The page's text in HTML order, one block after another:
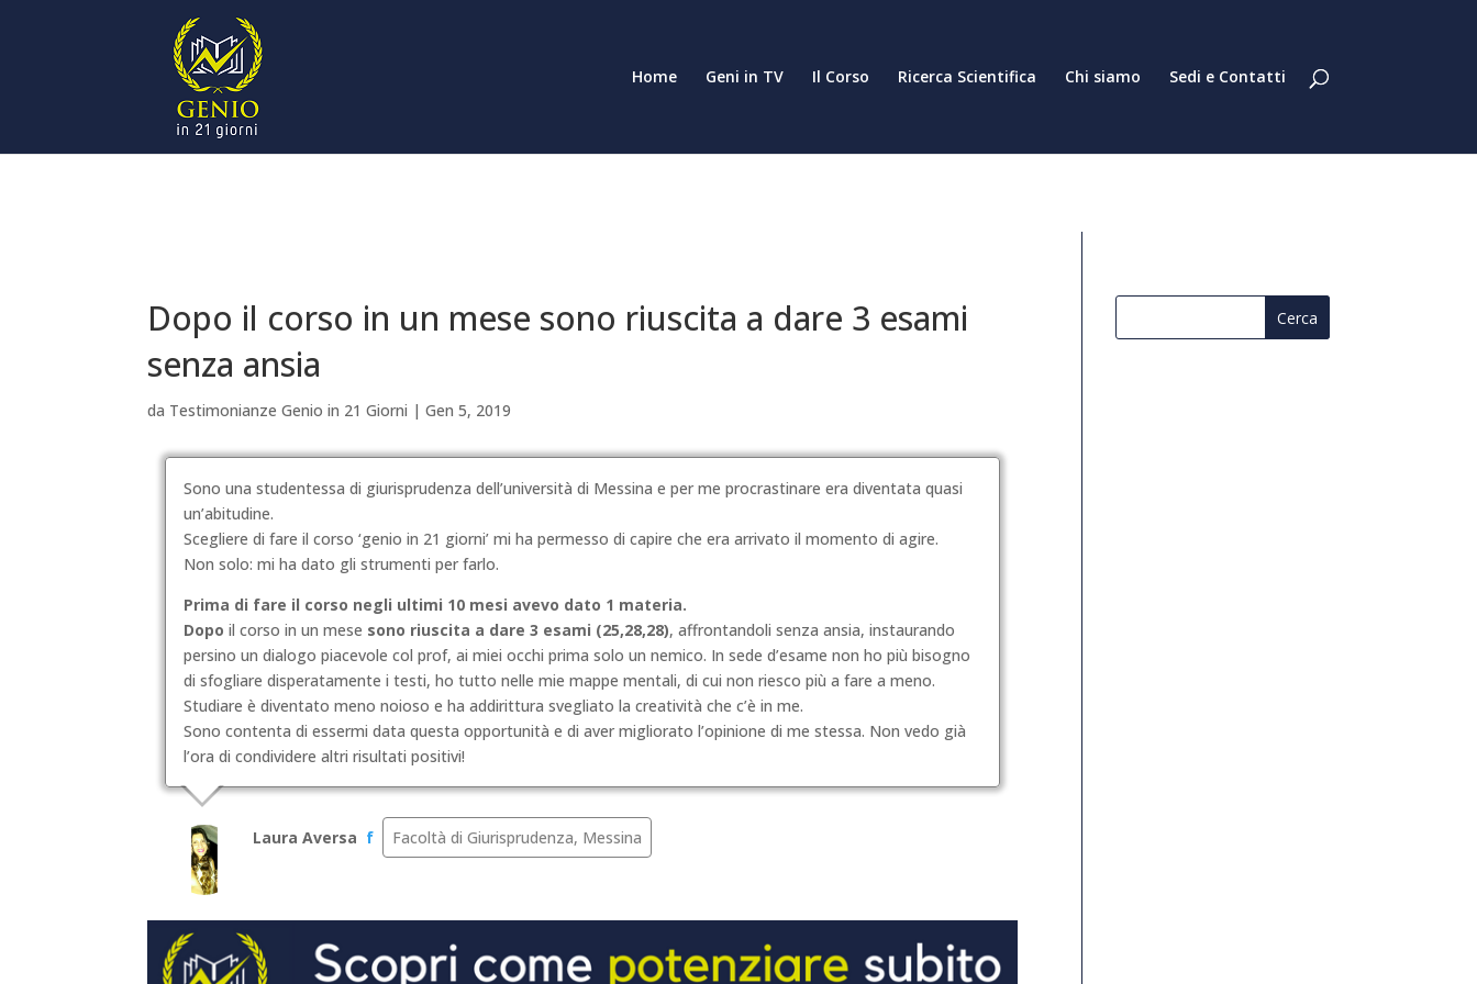
Home Geni in TV Il Corso Ricerca Scientifica Chi siamo Sedi e Contatti
Dopo il corso in un mese sono riuscita a dare 3 esami
senza ansia
da Testimonianze Genio in 21 Giorni |Gen 5, 2019
Sono una studentessa di giurisprudenza dell’università di Messina e per me procrastinare era diventata quasi
un’abitudine.
Scegliere di fare il corso ‘genio in 21 giorni’ mi ha permesso di capire che era arrivato il momento di agire.
Non solo: mi ha dato gli strumenti per farlo.
Prima di fare il corso negli ultimi 10 mesi avevo dato 1 materia.
Dopo il corso in un mese sono riuscita a dare 3 esami (25,28,28), affrontandoli senza ansia, instaurando
persino un dialogo piacevole col prof, ai miei occhi prima solo un nemico. In sede d’esame non ho più bisogno
di sfogliare disperatamente i testi, ho tutto nelle mie mappe mentali, di cui non riesco più a fare a meno.
Studiare è diventato meno noioso e ha addirittura svegliato la creatività che c’è in me.
Sono contenta di essermi data questa opportunità e di aver migliorato l’opinione di me stessa. Non vedo già
l’ora di condividere altri risultati positivi!
Laura Aversa f Facoltà di Giurisprudenza, Messina